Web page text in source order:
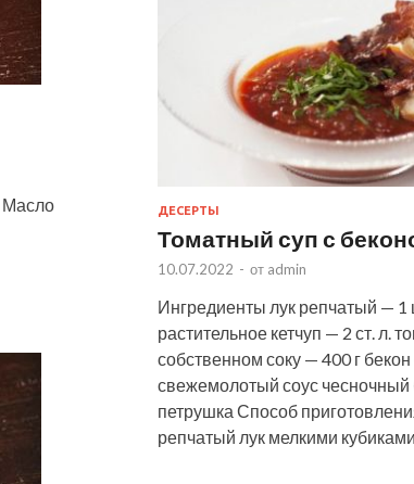
Масло
ДЕСЕРТЫ
Томатный суп с
10.07.2022 - от admin
Ингредиенты лук репчатый — 1
растительное кетчуп — 2 ст. л.
собственном соку — 400 г
свежемолотый соус чесночный
петрушка Способ
репчатый лук мелкими